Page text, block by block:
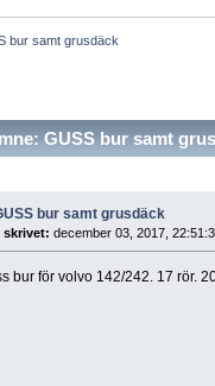
bur samt grusdäck
GUSS bur samt
bur samt grusdäck
skrivet: december 03, 2017,
bur för volvo 142/242. 17 rör.